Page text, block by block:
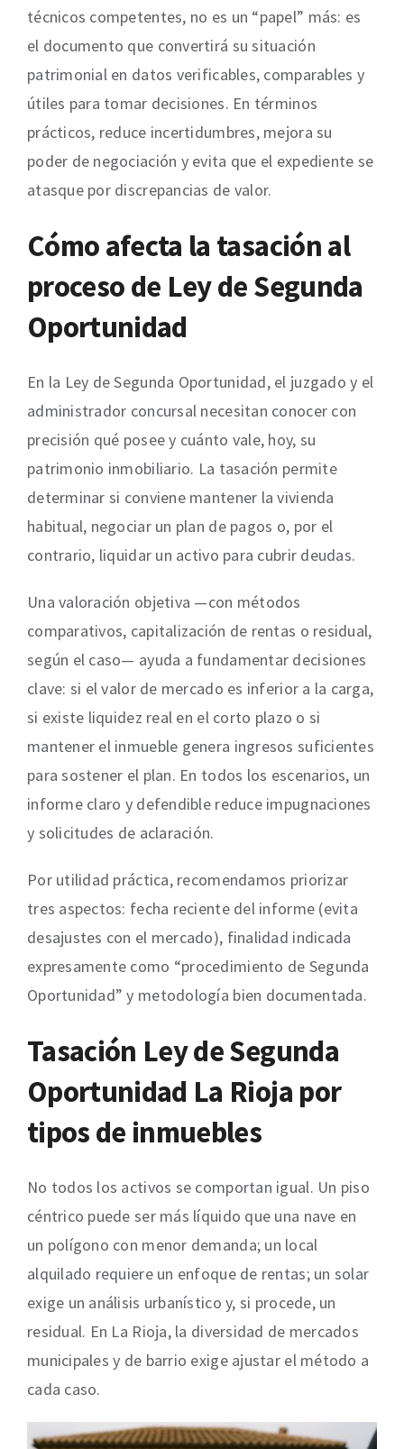
técnicos competentes, no es un “papel” más: es
el documento que convertirá su situación
patrimonial en datos verificables, comparables y
útiles para tomar decisiones. En términos
prácticos, reduce incertidumbres, mejora su
poder de negociación y evita que el expediente se
atasque por discrepancias de valor.
Cómo afecta la tasación al
proceso de Ley de Segunda
Oportunidad
En la Ley de Segunda Oportunidad, el juzgado y el
administrador concursal necesitan conocer con
precisión qué posee y cuánto vale, hoy, su
patrimonio inmobiliario. La tasación permite
determinar si conviene mantener la vivienda
habitual, negociar un plan de pagos o, por el
contrario, liquidar un activo para cubrir deudas.
Una valoración objetiva —con métodos
comparativos, capitalización de rentas o residual,
según el caso— ayuda a fundamentar decisiones
clave: si el valor de mercado es inferior a la carga,
si existe liquidez real en el corto plazo o si
mantener el inmueble genera ingresos suficientes
para sostener el plan. En todos los escenarios, un
informe claro y defendible reduce impugnaciones
y solicitudes de aclaración.
Por utilidad práctica, recomendamos priorizar
tres aspectos: fecha reciente del informe (evita
desajustes con el mercado), finalidad indicada
expresamente como “procedimiento de Segunda
Oportunidad” y metodología bien documentada.
Tasación Ley de Segunda
Oportunidad La Rioja por
tipos de inmuebles
No todos los activos se comportan igual. Un piso
céntrico puede ser más líquido que una nave en
un polígono con menor demanda; un local
alquilado requiere un enfoque de rentas; un solar
exige un análisis urbanístico y, si procede, un
residual. En La Rioja, la diversidad de mercados
municipales y de barrio exige ajustar el método a
cada caso.